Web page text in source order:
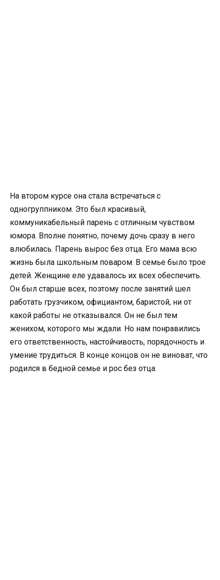
На втором курсе она стала встречаться с
одногруппником. Это был красивый,
коммуникабельный парень с отличным чувством
юмора. Вполне понятно, почему дочь сразу в него
влюбилась. Парень вырос без отца. Его мама всю
жизнь была школьным поваром. В семье было трое
детей. Женщине еле удавалось их всех обеспечить.
Он был старше всех, поэтому после занятий шел
работать грузчиком, официантом, баристой, ни от
какой работы не отказывался. Он не был тем
женихом, которого мы ждали. Но нам понравились
его ответственность, настойчивость, порядочность и
умение трудиться. В конце концов он не виноват, что
родился в бедной семье и рос без отца.